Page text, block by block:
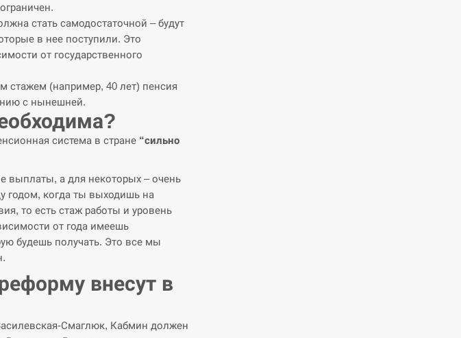
стать самодостаточной – будут
в нее поступили. Это
от государственного
стажем (например, 40 лет) пенсия
с нынешней.
система в стране “сильно
выплаты, а для некоторых – очень
годом, когда ты выходишь на
то есть стаж работы и уровень
от года имеешь
будешь получать. Это все мы
внесут в
Смаглюк, Кабмин должен